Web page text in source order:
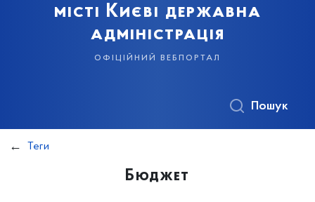
місті Києві державна
адміністрація
офіційний вебпортал
Пошук
Теги
Бюджет